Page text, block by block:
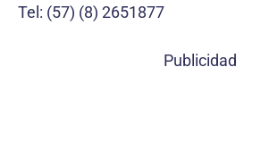
Tel: (57) (8) 2651877
Publicidad